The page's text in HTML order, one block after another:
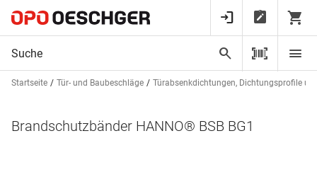
Startseite Tür- und Baubeschläge Türabsenkdichtungen, Dichtungsprofile
Brandschutzbänder HANNO® BSB BG1